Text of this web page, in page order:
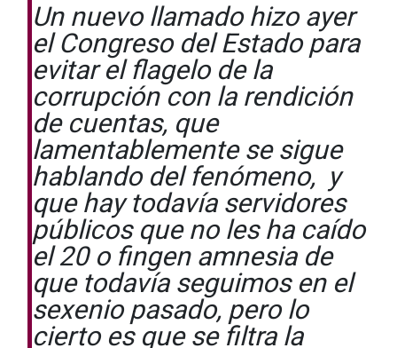
Un nuevo llamado hizo ayer
el Congreso del Estado para
evitar el flagelo de la
corrupción con la rendición
de cuentas, que
lamentablemente se sigue
hablando del fenómeno, y
que hay todavía servidores
públicos que no les ha caído
el 20 o fingen amnesia de
que todavía seguimos en el
sexenio pasado, pero lo
cierto es que se filtra la